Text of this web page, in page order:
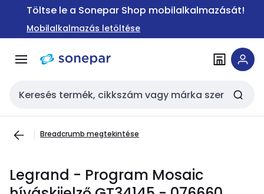
Ugrás a
Ugrás a
tartalomra
Töltse le a Sonepar Shop mobilalkalmazását!
Mobilalkalmazás letöltése
Keresési bemenet
Breadcrumb megtekintése
Legrand - Program Mosaic